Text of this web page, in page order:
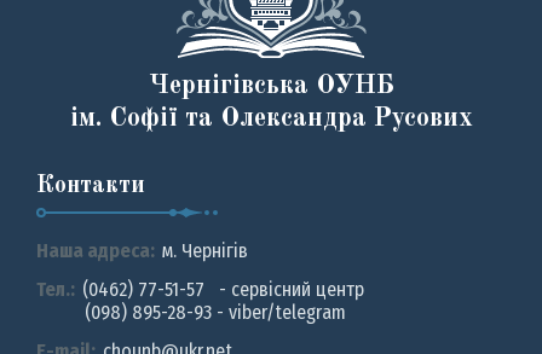
Чернігівська ОУНБ
ім. Софії та Олександра Русових
Контакти
Наша адреса: м. Чернiгiв
Тел.: (0462) 77-51-57 - сервісний центр
(098) 895-28-93 - viber/telegram